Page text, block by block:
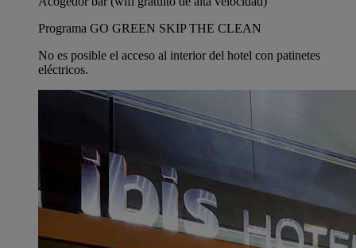
Programa GO GREEN SKIP THE CLEAN
No es posible el acceso al interior del hotel con patinetes
eléctricos.